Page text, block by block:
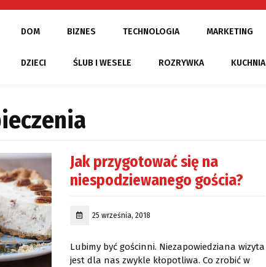
DOM BIZNES TECHNOLOGIA MARKETING
DZIECI ŚLUB I WESELE ROZRYWKA KUCHNIA
Jak przygotować się na
niespodziewanego gościa?
25 września, 2018
Lubimy być gościnni. Niezapowiedziana wizyta
jest dla nas zwykle kłopotliwa. Co zrobić w